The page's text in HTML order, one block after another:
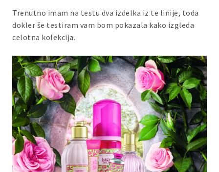
Trenutno imam na testu dva izdelka iz te linije, toda
dokler še testiram vam bom pokazala kako izgleda
celotna kolekcija.